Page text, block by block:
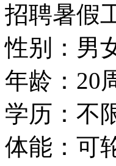
招聘暑假
性别：男
年龄：20
学历：不
体能：可